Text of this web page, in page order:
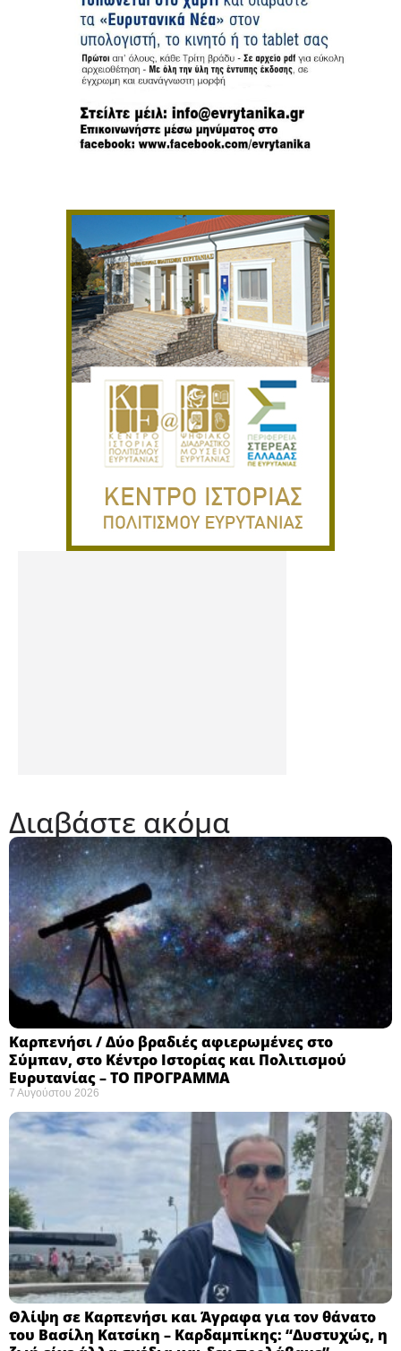
Διαβάστε ακόμα
Καρπενήσι / Δύο βραδιές αφιερωμένες στο
Σύμπαν, στο Κέντρο Ιστορίας και Πολιτισμού
Ευρυτανίας – ΤΟ ΠΡΟΓΡΑΜΜΑ
7 Αυγούστου 2026
Θλίψη σε Καρπενήσι και Άγραφα για τον θάνατο
του Βασίλη Κατσίκη – Καρδαμπίκης: “Δυστυχώς, η